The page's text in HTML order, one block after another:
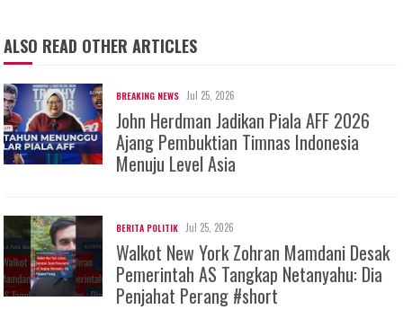
ALSO READ OTHER ARTICLES
BREAKING NEWS Jul 25, 2026
John Herdman Jadikan Piala AFF 2026
Ajang Pembuktian Timnas Indonesia
Menuju Level Asia
BERITA POLITIK Jul 25, 2026
Walkot New York Zohran Mamdani Desak
Pemerintah AS Tangkap Netanyahu: Dia
Penjahat Perang #short